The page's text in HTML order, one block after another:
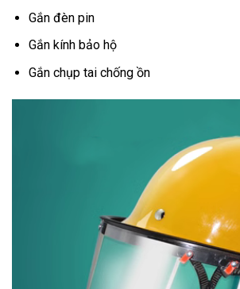
Gắn đèn pin
Gắn kính bảo hộ
Gắn chụp tai chống ồn